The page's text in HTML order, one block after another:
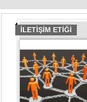
İLETİŞİM ETİĞİ